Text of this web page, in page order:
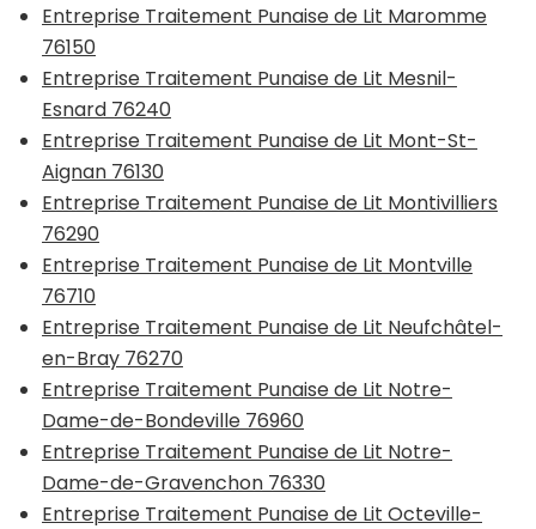
Entreprise Traitement Punaise de Lit Maromme
76150
Entreprise Traitement Punaise de Lit Mesnil-
Esnard 76240
Entreprise Traitement Punaise de Lit Mont-St-
Aignan 76130
Entreprise Traitement Punaise de Lit Montivilliers
76290
Entreprise Traitement Punaise de Lit Montville
76710
Entreprise Traitement Punaise de Lit Neufchâtel-
en-Bray 76270
Entreprise Traitement Punaise de Lit Notre-
Dame-de-Bondeville 76960
Entreprise Traitement Punaise de Lit Notre-
Dame-de-Gravenchon 76330
Entreprise Traitement Punaise de Lit Octeville-